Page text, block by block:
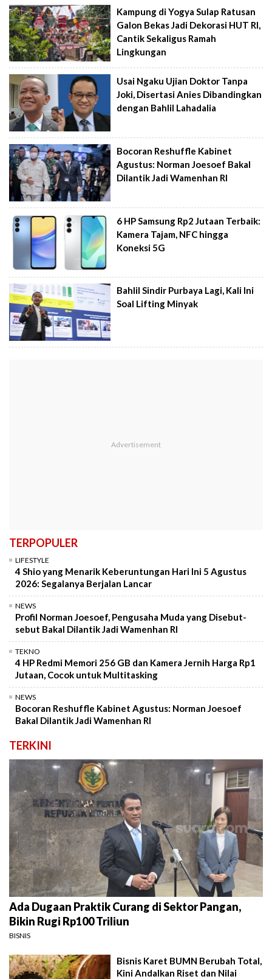
Kampung di Yogya Sulap Ratusan
Galon Bekas Jadi Dekorasi HUT RI,
Cantik Sekaligus Ramah
Lingkungan
Usai Ngaku Ujian Doktor Tanpa
Joki, Disertasi Anies Dibandingkan
dengan Bahlil Lahadalia
Bocoran Reshuffle Kabinet
Agustus: Norman Joesoef Bakal
Dilantik Jadi Wamenhan RI
6 HP Samsung Rp2 Jutaan Terbaik:
Kamera Tajam, NFC hingga
Koneksi 5G
Bahlil Sindir Purbaya Lagi, Kali Ini
Soal Lifting Minyak
TERPOPULER
LIFESTYLE
4 Shio yang Menarik Keberuntungan Hari Ini 5 Agustus
2026: Segalanya Berjalan Lancar
NEWS
Profil Norman Joesoef, Pengusaha Muda yang Disebut-
sebut Bakal Dilantik Jadi Wamenhan RI
TEKNO
4 HP Redmi Memori 256 GB dan Kamera Jernih Harga Rp1
Jutaan, Cocok untuk Multitasking
NEWS
Bocoran Reshuffle Kabinet Agustus: Norman Joesoef
Bakal Dilantik Jadi Wamenhan RI
TERKINI
Ada Dugaan Praktik Curang di Sektor Pangan,
Bikin Rugi Rp100 Triliun
BISNIS
Bisnis Karet BUMN Berubah Total,
Kini Andalkan Riset dan Nilai